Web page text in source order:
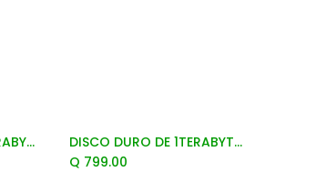
DISCO DURO DE 2TERABYTES B-STOCK
Add to Cart
DISCO DURO DE 1TERABYTE B-STOCK
Q 799.00